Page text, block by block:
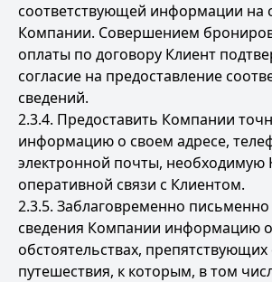
соответствующей информации на
Компании. Совершением
оплаты по договору Клиент
согласие на предоставление
сведений.
2.3.4. Предоставить Компании
информацию о своем адресе,
электронной почты, необходимую
оперативной связи с Клиентом.
2.3.5. Заблаговременно письменно
сведения Компании информацию
обстоятельствах,
путешествия, к которым, в том